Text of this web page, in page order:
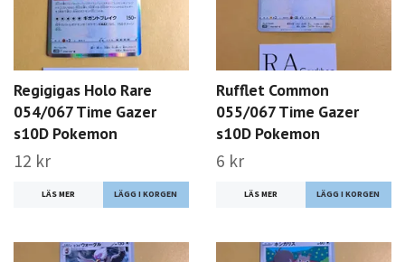
Regigigas Holo Rare
054/067 Time Gazer
s10D Pokemon
12 kr
LÄS MER
Rufflet Common
055/067 Time Gazer
s10D Pokemon
6 kr
LÄS MER